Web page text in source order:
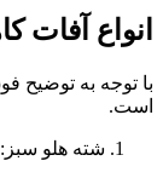
انواع آفات
با توجه به توضیح
است.
شته هلو سبز: